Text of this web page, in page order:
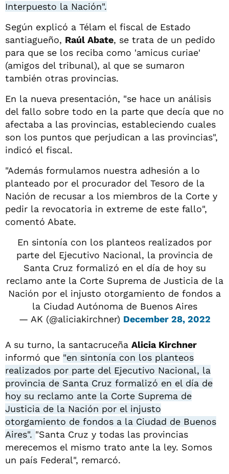
Interpuesto la Nación".
Según explicó a Télam el fiscal de Estado
santiagueño, Raúl Abate, se trata de un pedido
para que se los reciba como 'amicus curiae'
(amigos del tribunal), al que se sumaron
también otras provincias.
En la nueva presentación, "se hace un análisis
del fallo sobre todo en la parte que decía que no
afectaba a las provincias, estableciendo cuales
son los puntos que perjudican a las provincias",
indicó el fiscal.
"Además formulamos nuestra adhesión a lo
planteado por el procurador del Tesoro de la
Nación de recusar a los miembros de la Corte y
pedir la revocatoria in extreme de este fallo",
comentó Abate.
En sintonía con los planteos realizados por
parte del Ejecutivo Nacional, la provincia de
Santa Cruz formalizó en el día de hoy su
reclamo ante la Corte Suprema de Justicia de la
Nación por el injusto otorgamiento de fondos a
la Ciudad Autónoma de Buenos Aires
— AK (@aliciakirchner) December 28, 2022
A su turno, la santacruceña Alicia Kirchner
informó que "en sintonía con los planteos
realizados por parte del Ejecutivo Nacional, la
provincia de Santa Cruz formalizó en el día de
hoy su reclamo ante la Corte Suprema de
Justicia de la Nación por el injusto
otorgamiento de fondos a la Ciudad de Buenos
Aires". "Santa Cruz y todas las provincias
merecemos el mismo trato ante la ley. Somos
un país Federal", remarcó.